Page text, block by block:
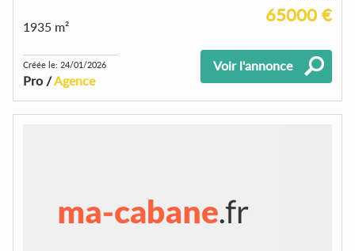
65000 €
1935 m²
Créée le: 24/01/2026
Pro /Agence
Voir l'annonce